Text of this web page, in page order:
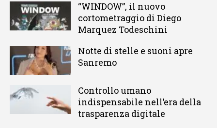
“WINDOW”, il nuovo
cortometraggio di Diego
Marquez Todeschini
Notte di stelle e suoni apre
Sanremo
Controllo umano
indispensabile nell’era della
trasparenza digitale